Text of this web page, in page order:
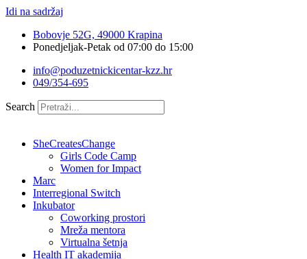
Idi na sadržaj
Bobovje 52G, 49000 Krapina
Ponedjeljak-Petak od 07:00 do 15:00
info@poduzetnickicentar-kzz.hr
049/354-695
Search
SheCreatesChange
Girls Code Camp
Women for Impact
Marc
Interregional Switch
Inkubator
Coworking prostori
Mreža mentora
Virtualna šetnja
Health IT akademija